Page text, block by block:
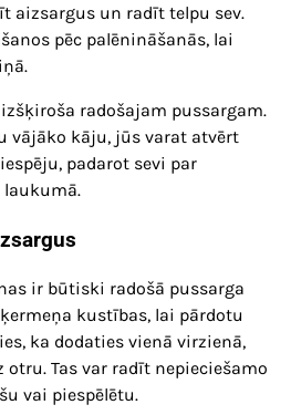
aizsargus un radīt telpu sev.
pēc palēnināšanās, lai
radošajam pussargam.
vājāko kāju, jūs varat atvērt
padarot sevi par
laukumā.
ir būtiski radošā pussarga
kustības, lai pārdotu
ka dodaties vienā virzienā,
Tas var radīt nepieciešamo
vai piespēlētu.